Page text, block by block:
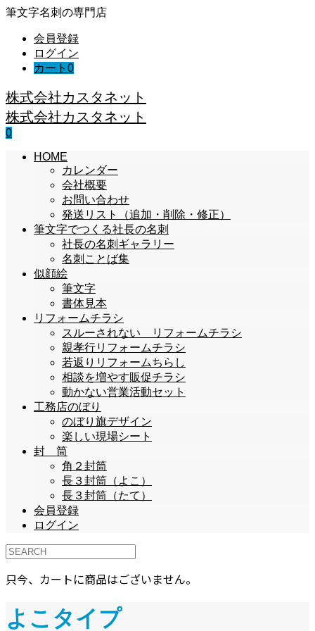
筆文字名刺の専門店
会員登録
ログイン
カート 0
株式会社カスタネット
株式会社カスタネット
0
HOME
カレンダー
会社概要
お問い合わせ
発送リスト（追加・削除・修正）
筆文字でつくる社長の名刺
社長の名刺ギャラリー
名刺ことば集
似顔絵
筆文字
書体見本
リフォームチラシ
スルーされない リフォームチラシ
親孝行リフォームチラシ
若返りリフォームちらし
相談を増やす販促チラシ
動かない営業活動セット
工務店のぼり
のぼり旗デザイン
楽しい現場シート
封 筒
角２封筒
長３封筒（よこ）
長３封筒（たて）
会員登録
ログイン
只今、カートに商品はございません。
よこタイプ